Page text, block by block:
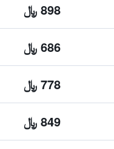
898 ﷼
686 ﷼
778 ﷼
849 ﷼